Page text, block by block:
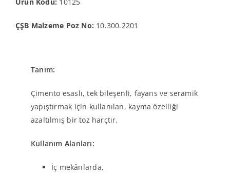
ÇŞB Malzeme Poz No: 10.300.2201
Tanım:
Çimento esaslı, tek bileşenli, fayans ve seramik
yapıştırmak için kullanılan, kayma özelliği
azaltılmış bir toz harçtır.
Kullanım Alanları:
İç mekânlarda,